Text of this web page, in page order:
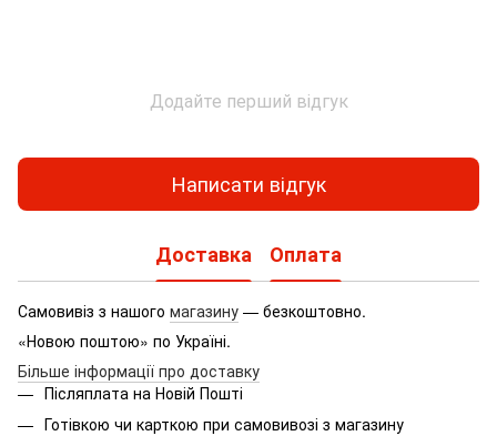
Додайте перший відгук
Написати відгук
Доставка Оплата
Самовивіз з нашого магазину — безкоштовно.
«Новою поштою» по Україні.
Більше інформації про доставку
Післяплата на Новій Пошті
Готівкою чи карткою при самовивозі з магазину